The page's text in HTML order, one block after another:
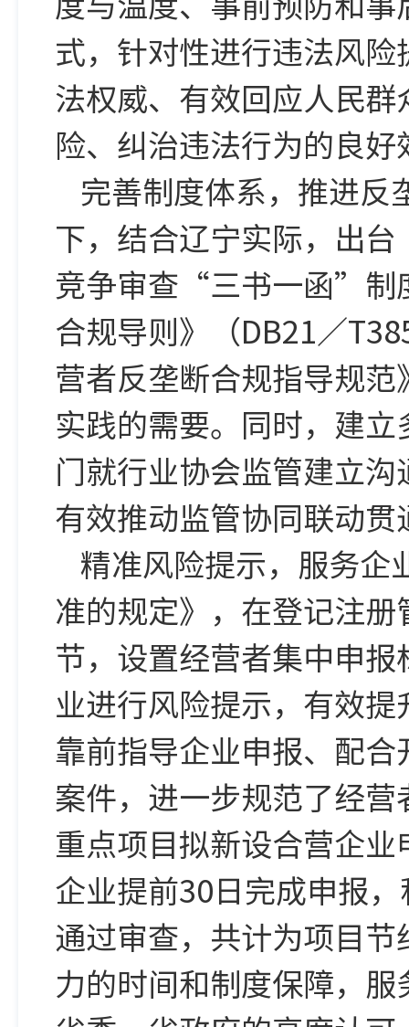
式，针对性进行违法风
法权威、有效回应人民
险、纠治违法行为的良好
完善制度体系，推进反
下，结合辽宁实际，出
竞争审查“三书一函”制
合规导则》（DB21／
营者反垄断合规指导规
实践的需要。同时，建
门就行业协会监管建立
有效推动监管协同联动贯
精准风险提示，服务企
准的规定》，在登记注
节，设置经营者集中申
业进行风险提示，有效
靠前指导企业申报、配
案件，进一步规范了经
重点项目拟新设合营企
企业提前30日完成申报
通过审查，共计为项目
力的时间和制度保障，